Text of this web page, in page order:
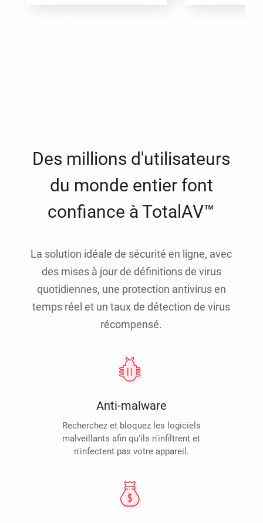
Des millions d'utilisateurs
du monde entier font
confiance à TotalAV™
La solution idéale de sécurité en ligne, avec
des mises à jour de définitions de virus
quotidiennes, une protection antivirus en
temps réel et un taux de détection de virus
récompensé.
Anti-malware
Recherchez et bloquez les logiciels
malveillants afin qu'ils n'infiltrent et
n'infectent pas votre appareil.